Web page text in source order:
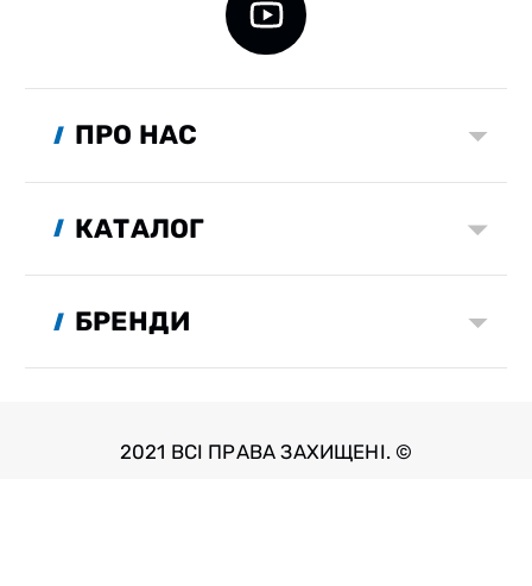
ПРО НАС
КАТАЛОГ
БРЕНДИ
2021 ВСІ ПРАВА ЗАХИЩЕНІ. ©